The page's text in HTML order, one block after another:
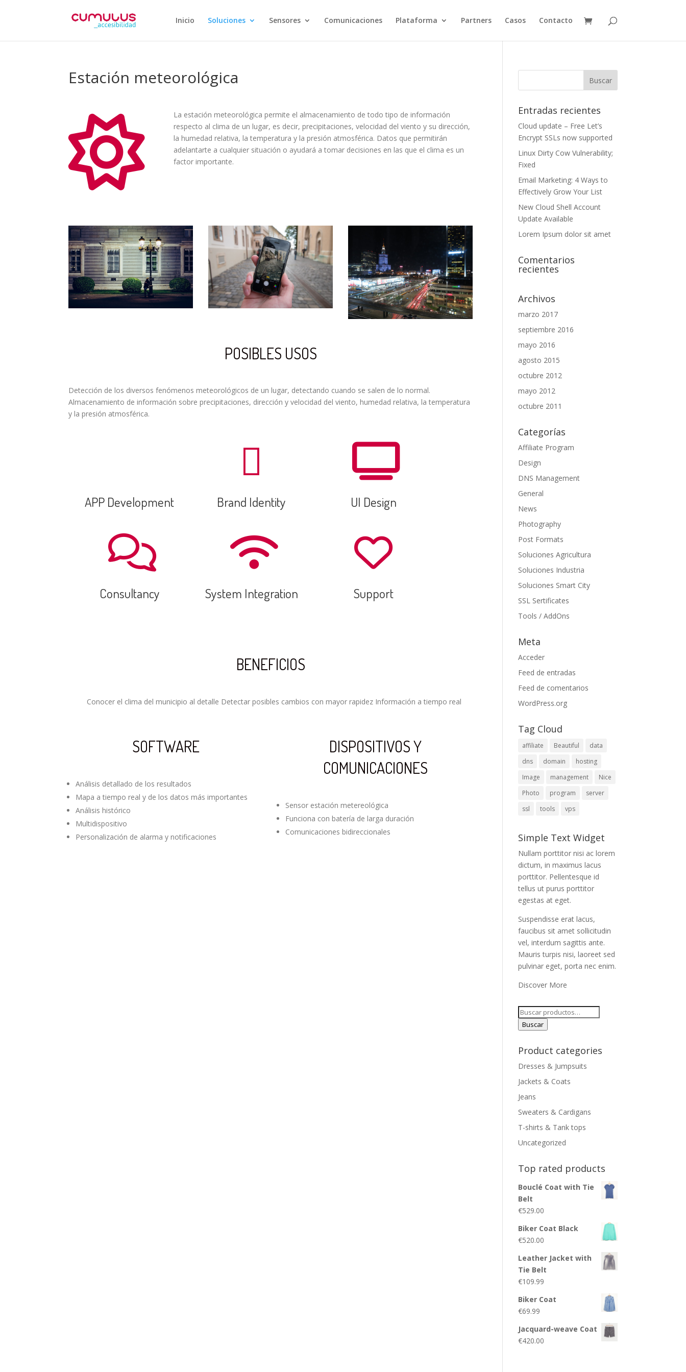
Inicio Soluciones Sensores Comunicaciones Plataforma Partners Casos Contacto
Estación meteorológica
La estación meteorológica permite el almacenamiento de todo tipo de información
respecto al clima de un lugar, es decir, precipitaciones, velocidad del viento y su dirección,
la humedad relativa, la temperatura y la presión atmosférica. Datos que permitirán
adelantarte a cualquier situación o ayudará a tomar decisiones en las que el clima es un
factor importante.
POSIBLES USOS
Detección de los diversos fenómenos meteorológicos de un lugar, detectando cuando se salen de lo normal.
Almacenamiento de información sobre precipitaciones, dirección y velocidad del viento, humedad relativa, la temperatura
y la presión atmosférica.
APP Development Brand Identity UI Design
Consultancy System Integration Support
BENEFICIOS
Conocer el clima del municipio al detalle Detectar posibles cambios con mayor rapidez Información a tiempo real
SOFTWARE
Análisis detallado de los resultados
Mapa a tiempo real y de los datos más importantes
Análisis histórico
Multidispositivo
Personalización de alarma y notificaciones
DISPOSITIVOS Y
COMUNICACIONES
Sensor estación metereológica
Funciona con batería de larga duración
Comunicaciones bidireccionales
Entradas recientes
Cloud update – Free Let’s
Encrypt SSLs now supported
Linux Dirty Cow Vulnerability;
Fixed
Email Marketing: 4 Ways to
Effectively Grow Your List
New Cloud Shell Account
Update Available
Lorem Ipsum dolor sit amet
Comentarios
recientes
Archivos
marzo 2017
septiembre 2016
mayo 2016
agosto 2015
octubre 2012
mayo 2012
octubre 2011
Categorías
Affiliate Program
Design
DNS Management
General
News
Photography
Post Formats
Soluciones Agricultura
Soluciones Industria
Soluciones Smart City
SSL Sertificates
Tools / AddOns
Meta
Acceder
Feed de entradas
Feed de comentarios
WordPress.org
Tag Cloud
affiliate Beautiful
data
dns
domain
hosting
Image
management
Nice
Photo
program
server
ssl
tools vps
Simple Text Widget
Nullam porttitor nisi ac lorem
dictum, in maximus lacus
porttitor. Pellentesque id
tellus ut purus porttitor
egestas at eget.
Suspendisse erat lacus,
faucibus sit amet sollicitudin
vel, interdum sagittis ante.
Mauris turpis nisi, laoreet sed
pulvinar eget, porta nec enim.
Discover More
Buscar
por:
Buscar
Product categories
Dresses & Jumpsuits
Jackets & Coats
Jeans
Sweaters & Cardigans
T-shirts & Tank tops
Uncategorized
Top rated products
Bouclé Coat with Tie
Belt
€529.00
Biker Coat Black
€520.00
Leather Jacket with
Tie Belt
€109.99
Biker Coat
€69.99
Jacquard-weave Coat
€420.00